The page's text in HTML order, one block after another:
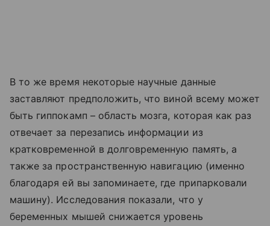
В то же время некоторые научные данные
заставляют предположить, что виной всему может
быть гиппокамп – область мозга, которая как раз
отвечает за перезапись информации из
кратковременной в долговременную память, а
также за пространственную навигацию (именно
благодаря ей вы запоминаете, где припарковали
машину). Исследования показали, что у
беременных мышей снижается уровень